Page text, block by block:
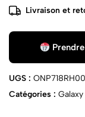
Livraison et
UGS :
Catégories :